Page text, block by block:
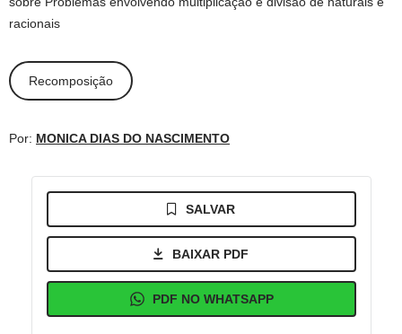
racionais
Recomposição
Por: MONICA DIAS DO NASCIMENTO
SALVAR
BAIXAR PDF
PDF NO WHATSAPP